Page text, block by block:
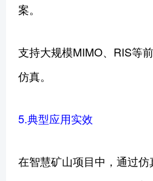
案。
支持大规模MIMO、RIS等
仿真。
5.典型应用实效
在智慧矿山项目中，通过